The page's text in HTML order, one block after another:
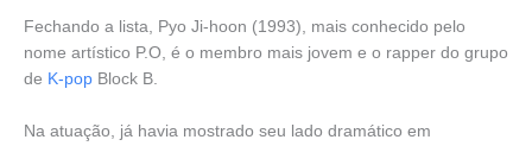
Fechando a lista, Pyo Ji-hoon (1993), mais conhecido pelo
nome artístico P.O, é o membro mais jovem e o rapper do grupo
de K-pop Block B.
Na atuação, já havia mostrado seu lado dramático em